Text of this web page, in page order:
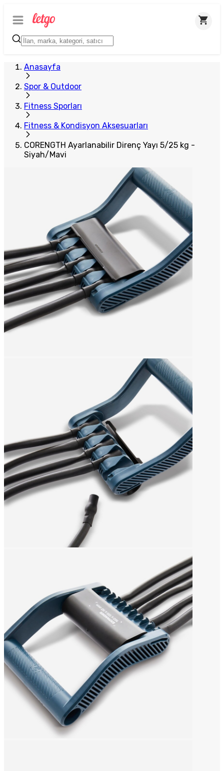
Anasayfa
Spor & Outdoor
Fitness Sporları
Fitness & Kondisyon Aksesuarları
CORENGTH Ayarlanabilir Direnç Yayı 5/25 kg -
Siyah/Mavi